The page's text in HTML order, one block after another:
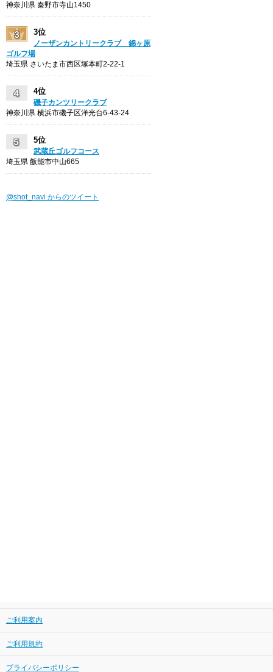
神奈川県 秦野市寺山1450
3位
ノーザンカントリークラブ 錦ヶ原
ゴルフ場
埼玉県 さいたま市西区塚本町2-22-1
4位
磯子カンツリークラブ
神奈川県 横浜市磯子区洋光台6-43-24
5位
武蔵丘ゴルフコース
埼玉県 飯能市中山665
@shot_navi からのツイート
ご利用案内
ご利用規約
プライバシーポリシー